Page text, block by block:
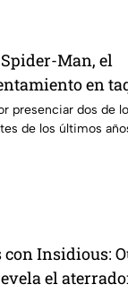
Man, el
en
presenciar dos de
de los últimos
Insidious:
el